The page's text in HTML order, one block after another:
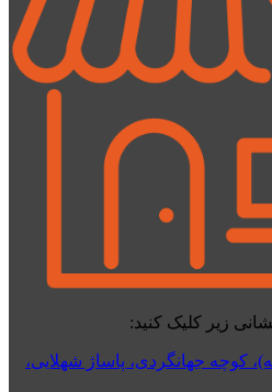
زیر کلیک کنید:
کوچه جهانگردی،‌ پاساژ شهلایی،